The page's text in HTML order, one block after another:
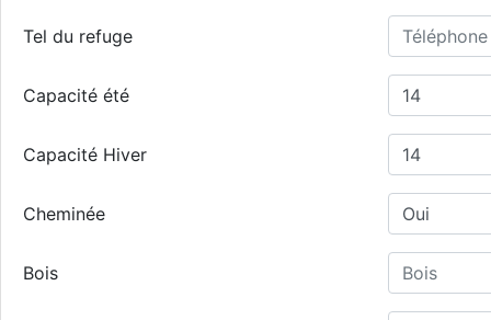
Tel du refuge
Capacité été
Capacité Hiver
Cheminée
Bois